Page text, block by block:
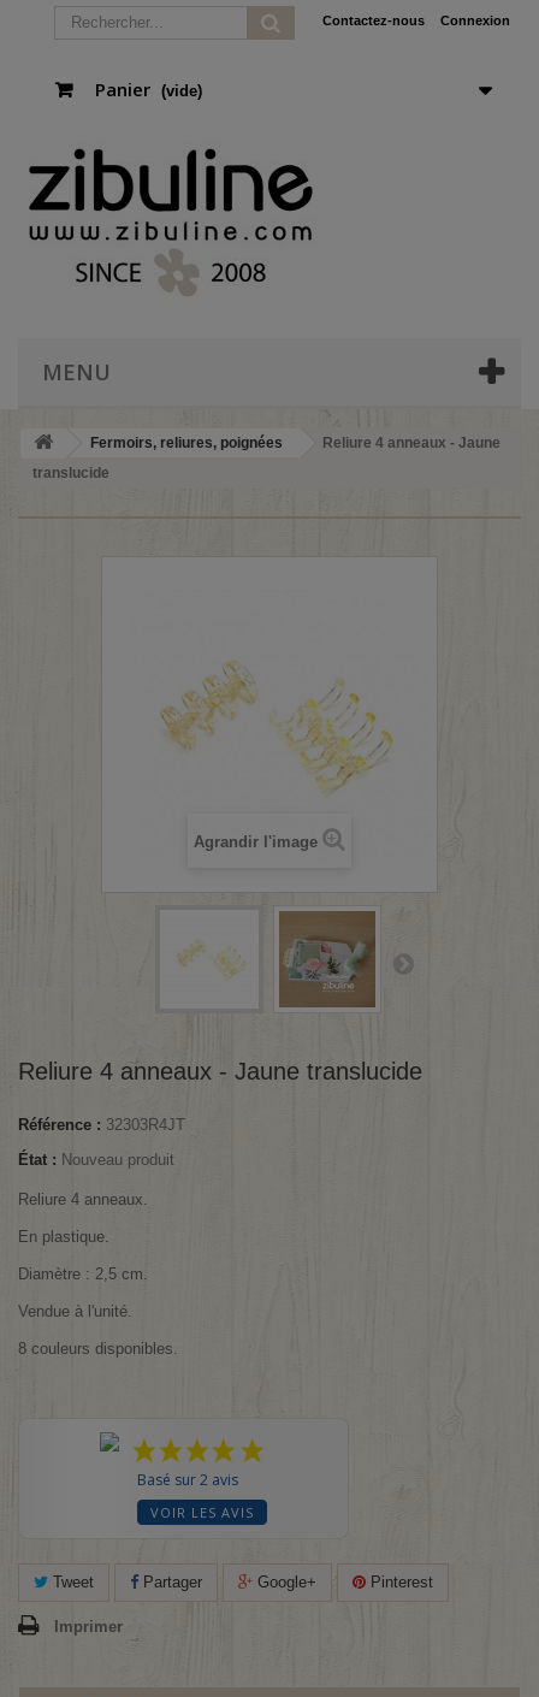
Connexion
Contactez-nous
Panier (vide)
MENU
Fermoirs, reliures, poignées
Reliure 4 anneaux - Jaune
translucide
Agrandir l'image
Reliure 4 anneaux - Jaune translucide
Référence : 32303R4JT
État : Nouveau produit
Reliure 4 anneaux.
En plastique.
Diamètre : 2,5 cm.
Vendue à l'unité.
8 couleurs disponibles.
Basé sur 2 avis
VOIR LES AVIS
Tweet Partager Google+ Pinterest
Imprimer